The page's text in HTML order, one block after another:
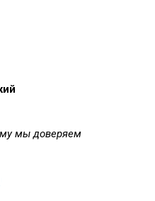
мы доверяем